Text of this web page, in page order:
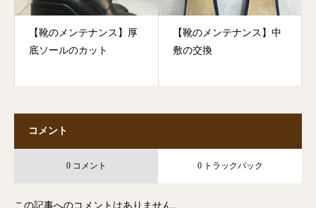
【靴のメンテナンス】厚
底ソールのカット
【靴のメンテナンス】中
敷の交換
コメント
0 コメント 0 トラックバック
この記事へのコメントはありません。